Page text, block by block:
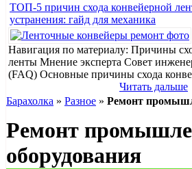
ТОП-5 причин схода конвейерной
устранения: гайд для механика
Навигация по материалу: Причины
ленты Мнение эксперта Совет
(FAQ) Основные причины схода
Читать дальше
Барахолка » Разное » Ремонт
Ремонт
оборудования